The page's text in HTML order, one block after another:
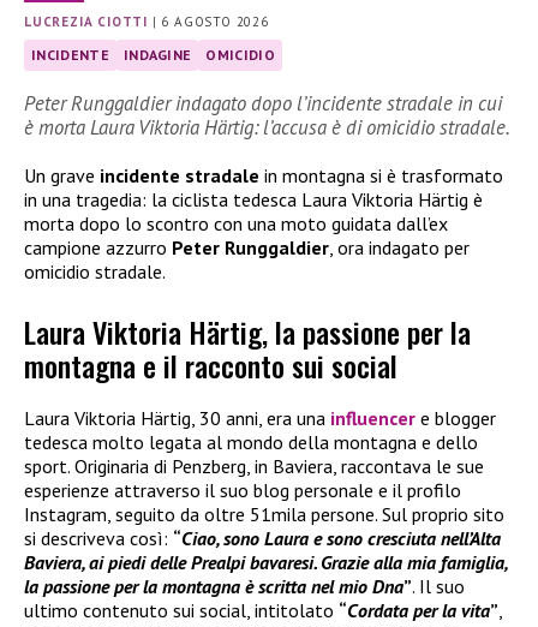
LUCREZIA CIOTTI | 6 AGOSTO 2026
INCIDENTE INDAGINE OMICIDIO
Peter Runggaldier indagato dopo l’incidente stradale in cui
è morta Laura Viktoria Härtig: l’accusa è di omicidio stradale.
Un grave incidente stradale in montagna si è trasformato
in una tragedia: la ciclista tedesca Laura Viktoria Härtig è
morta dopo lo scontro con una moto guidata dall’ex
campione azzurro Peter Runggaldier , ora indagato per
omicidio stradale.
Laura Viktoria Härtig, la passione per la
montagna e il racconto sui social
Laura Viktoria Härtig, 30 anni, era una influencer e blogger
tedesca molto legata al mondo della montagna e dello
sport. Originaria di Penzberg, in Baviera, raccontava le sue
esperienze attraverso il suo blog personale e il profilo
Instagram, seguito da oltre 51mila persone. Sul proprio sito
si descriveva così: “Ciao, sono Laura e sono cresciuta nell’Alta
Baviera, ai piedi delle Prealpi bavaresi. Grazie alla mia famiglia,
la passione per la montagna è scritta nel mio Dna”. Il suo
ultimo contenuto sui social, intitolato “Cordata per la vita”